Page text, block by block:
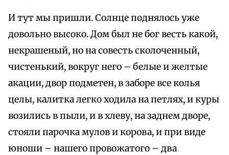
И тут мы пришли. Солнце поднялось уже
довольно высоко. Дом был не бог весть какой,
некрашеный, но на совесть сколоченный,
чистенький, вокруг него – белые и желтые
акации, двор подметен, в заборе все колья
целы, калитка легко ходила на петлях, и куры
возились в пыли, и в хлеву, на заднем дворе,
стояли парочка мулов и корова, и при виде
юноши – нашего провожатого – два